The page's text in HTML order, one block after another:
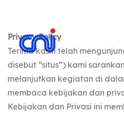
Privacy Policy
Terima kasih telah
disebut “situs”) kami
melanjutkan kegiatan di
membaca kebijakan dan
Kebijakan dan Privasi ini